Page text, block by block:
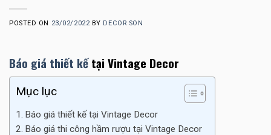
POSTED ON 23/02/2022BY DECOR SON
Báo giá thiết kếtại Vintage Decor
Mục lục
Báo giá thiết kế tại Vintage Decor
Báo giá thi công hầm rượu tại Vintage Decor